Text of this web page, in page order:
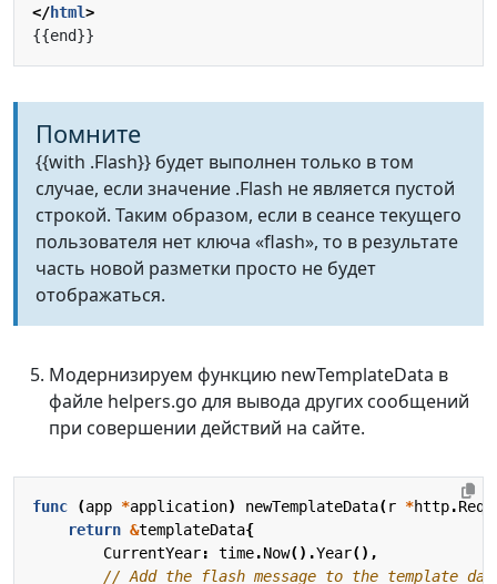
</html>
Помните
{{with .Flash}} будет выполнен только в том
случае, если значение .Flash не является пустой
строкой. Таким образом, если в сеансе текущего
пользователя нет ключа «flash», то в результате
часть новой разметки просто не будет
отображаться.
Модернизируем функцию newTemplateData в
файле helpers.go для вывода других сообщений
при совершении действий на сайте.
func (app *application) newTemplateData(r *http.
return &templateData{
CurrentYear: time.Now().Year(),
// Add the flash message to the template